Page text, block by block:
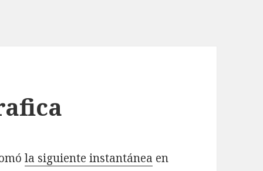
la siguiente instantánea en